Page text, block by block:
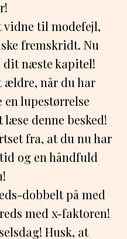
vidne til modefejl,
fremskridt. Nu
dit næste kapitel!
ældre, når du har
lupestørrelse
denne besked!
fra, at du nu har
og en håndfuld
dobbelt på med
med x-faktoren!
Husk, at